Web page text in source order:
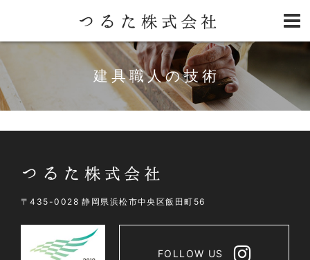
建具職人の技術
〒435-0028 静岡県浜松市中央区飯田町56
FOLLOW US